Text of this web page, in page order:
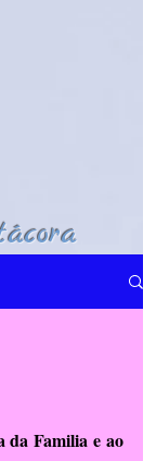
da Familia e ao